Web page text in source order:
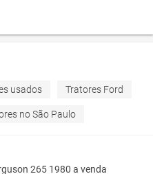
usados Tratores Ford
no São Paulo
265 1980 a venda